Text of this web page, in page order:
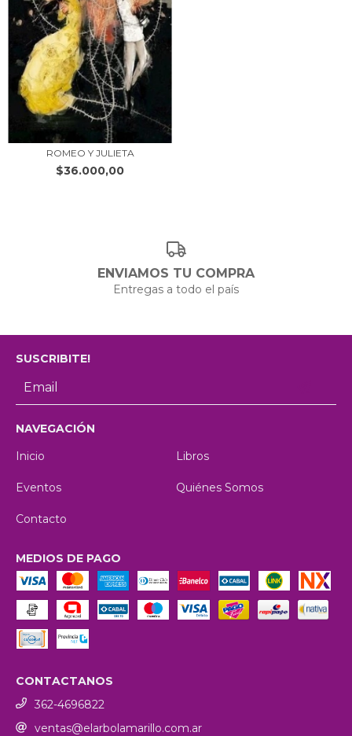
ROMEO Y JULIETA
$36.000,00
ENVIAMOS TU COMPRA
Entregas a todo el país
SUSCRIBITE!
NAVEGACIÓN
Inicio
Libros
Eventos Quiénes Somos
Contacto
MEDIOS DE PAGO
CONTACTANOS
362-4696822
ventas@elarbolamarillo.com.ar